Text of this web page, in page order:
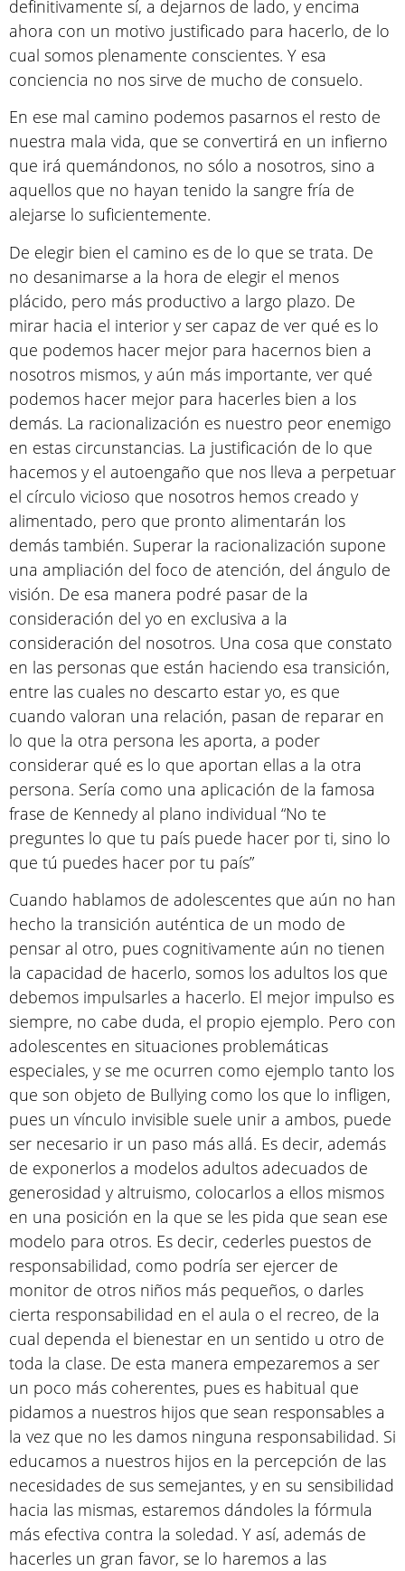
definitivamente sí, a dejarnos de lado, y encima
ahora con un motivo justificado para hacerlo, de lo
cual somos plenamente conscientes. Y esa
conciencia no nos sirve de mucho de consuelo.
En ese mal camino podemos pasarnos el resto de
nuestra mala vida, que se convertirá en un infierno
que irá quemándonos, no sólo a nosotros, sino a
aquellos que no hayan tenido la sangre fría de
alejarse lo suficientemente.
De elegir bien el camino es de lo que se trata. De
no desanimarse a la hora de elegir el menos
plácido, pero más productivo a largo plazo. De
mirar hacia el interior y ser capaz de ver qué es lo
que podemos hacer mejor para hacernos bien a
nosotros mismos, y aún más importante, ver qué
podemos hacer mejor para hacerles bien a los
demás. La racionalización es nuestro peor enemigo
en estas circunstancias. La justificación de lo que
hacemos y el autoengaño que nos lleva a perpetuar
el círculo vicioso que nosotros hemos creado y
alimentado, pero que pronto alimentarán los
demás también. Superar la racionalización supone
una ampliación del foco de atención, del ángulo de
visión. De esa manera podré pasar de la
consideración del yo en exclusiva a la
consideración del nosotros. Una cosa que constato
en las personas que están haciendo esa transición,
entre las cuales no descarto estar yo, es que
cuando valoran una relación, pasan de reparar en
lo que la otra persona les aporta, a poder
considerar qué es lo que aportan ellas a la otra
persona. Sería como una aplicación de la famosa
frase de Kennedy al plano individual “No te
preguntes lo que tu país puede hacer por ti, sino lo
que tú puedes hacer por tu país”
Cuando hablamos de adolescentes que aún no han
hecho la transición auténtica de un modo de
pensar al otro, pues cognitivamente aún no tienen
la capacidad de hacerlo, somos los adultos los que
debemos impulsarles a hacerlo. El mejor impulso es
siempre, no cabe duda, el propio ejemplo. Pero con
adolescentes en situaciones problemáticas
especiales, y se me ocurren como ejemplo tanto los
que son objeto de Bullying como los que lo infligen,
pues un vínculo invisible suele unir a ambos, puede
ser necesario ir un paso más allá. Es decir, además
de exponerlos a modelos adultos adecuados de
generosidad y altruismo, colocarlos a ellos mismos
en una posición en la que se les pida que sean ese
modelo para otros. Es decir, cederles puestos de
responsabilidad, como podría ser ejercer de
monitor de otros niños más pequeños, o darles
cierta responsabilidad en el aula o el recreo, de la
cual dependa el bienestar en un sentido u otro de
toda la clase. De esta manera empezaremos a ser
un poco más coherentes, pues es habitual que
pidamos a nuestros hijos que sean responsables a
la vez que no les damos ninguna responsabilidad. Si
educamos a nuestros hijos en la percepción de las
necesidades de sus semejantes, y en su sensibilidad
hacia las mismas, estaremos dándoles la fórmula
más efectiva contra la soledad. Y así, además de
hacerles un gran favor, se lo haremos a las